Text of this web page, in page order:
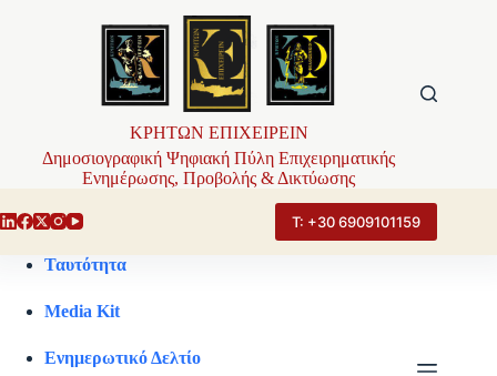
ΚΡΗΤΩΝ ΕΠΙΧΕΙΡΕΙΝ
Δημοσιογραφική Ψηφιακή Πύλη Επιχειρηματικής
Ενημέρωσης, Προβολής & Δικτύωσης
Τ: +30 6909101159
Ταυτότητα
Media Kit
Ενημερωτικό Δελτίο